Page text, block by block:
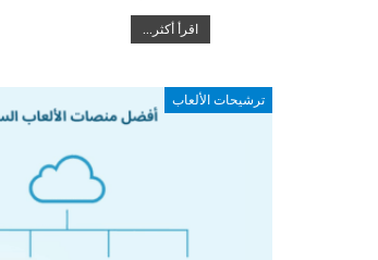
اقرأ أكثر...
ترشيحات الألعاب